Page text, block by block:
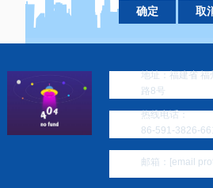
地址：福建省
路8号
热线电话：
86-591-3826-
邮箱： [email